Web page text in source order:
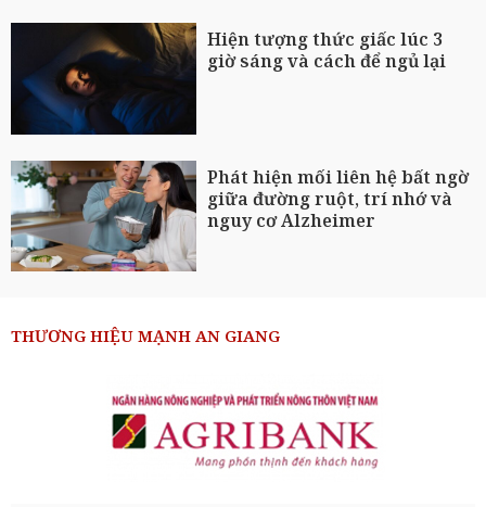
Hiện tượng thức giấc lúc 3
giờ sáng và cách để ngủ lại
Phát hiện mối liên hệ bất ngờ
giữa đường ruột, trí nhớ và
nguy cơ Alzheimer
THƯƠNG HIỆU MẠNH AN GIANG